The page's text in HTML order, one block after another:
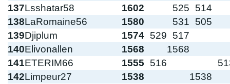
137Lsshatar58 1602 525
514
138LaRomaine56 1580 531
505
139Djiplum 1574 529
517
140Elivonallen 1568
1568
141ETERIM66 1555 516
142Limpeur27 1538
1538